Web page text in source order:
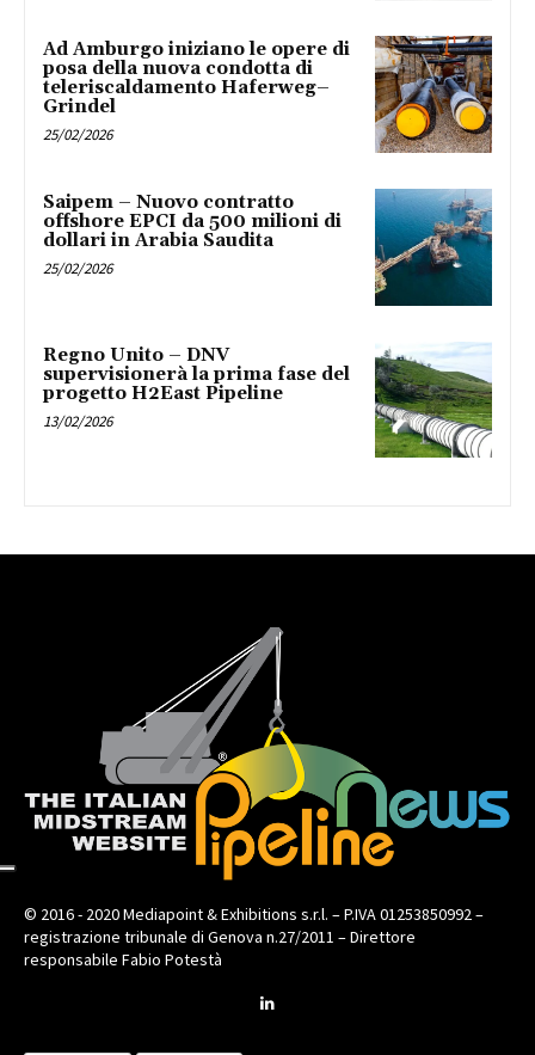
Ad Amburgo iniziano le opere di
posa della nuova condotta di
teleriscaldamento Haferweg–
Grindel
25/02/2026
Saipem – Nuovo contratto
offshore EPCI da 500 milioni di
dollari in Arabia Saudita
25/02/2026
Regno Unito – DNV
supervisionerà la prima fase del
progetto H2East Pipeline
13/02/2026
© 2016 - 2020 Mediapoint & Exhibitions s.r.l. – P.IVA 01253850992 –
registrazione tribunale di Genova n.27/2011 – Direttore
responsabile Fabio Potestà